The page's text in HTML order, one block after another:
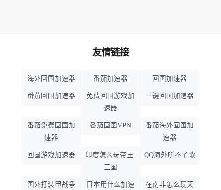
友情链接
海外回国加速器 番茄加速器 回国加速器
番茄回国加速器
免费回国游戏加
速器
一键回国加速器
番茄免费回国加
速器
番茄回国VPN
番茄海外回国加
速器
回国游戏加速器
印度怎么玩帝王·
三国
QQ海外听不了歌
国外打装甲战争 日本用什么加速 在南非怎么玩天